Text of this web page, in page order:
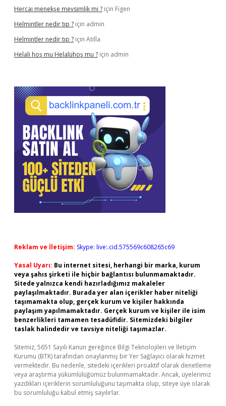
Hercai menekşe mevsimlik mi ? için Figen
Helmintler nedir tıp ? için admin
Helmintler nedir tıp ? için Atilla
Helali hoş mu Helalühoş mu ? için admin
Reklam ve İletişim: Skype: live:.cid.575569c608265c69
Yasal Uyarı: Bu internet sitesi, herhangi bir marka, kurum
veya şahıs şirketi ile hiçbir bağlantısı bulunmamaktadır.
Sitede yalnızca kendi hazırladığımız makaleler
paylaşılmaktadır. Burada yer alan içerikler haber niteliği
taşımamakta olup, gerçek kurum ve kişiler hakkında
paylaşım yapılmamaktadır. Gerçek kurum ve kişiler ile isim
benzerlikleri tamamen tesadüfidir. Sitemizdeki bilgiler
taslak halindedir ve tavsiye niteliği taşımazlar.
Sitemiz, 5651 Sayılı Kanun gereğince Bilgi Teknolojileri ve İletişim
Kurumu (BTK) tarafından onaylanmış bir Yer Sağlayıcı olarak hizmet
vermektedir. Bu nedenle, sitedeki içerikleri proaktif olarak denetleme
veya araştırma yükümlülüğümüz bulunmamaktadır. Ancak, üyelerimiz
yazdıkları içeriklerin sorumluluğunu taşımakta olup, siteye üye olarak
bu sorumluluğu kabul etmiş sayılırlar.